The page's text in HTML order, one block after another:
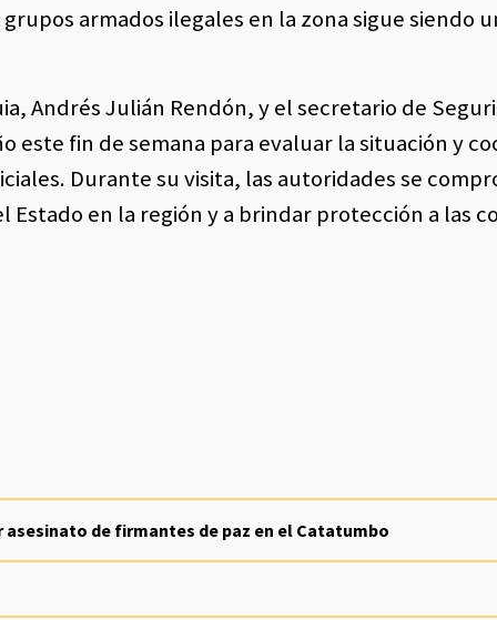
armados ilegales en la zona sigue siendo
Andrés Julián Rendón, y el secretario de
este fin de semana para evaluar la situación y
Durante su visita, las autoridades se
en la región y a brindar protección a las
asesinato de firmantes de paz en el Catatumbo